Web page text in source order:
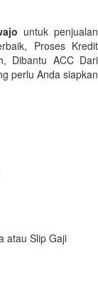
untuk penjualan
Proses Kredit
Dibantu ACC Dari
perlu Anda siapkan
atau Slip Gaji